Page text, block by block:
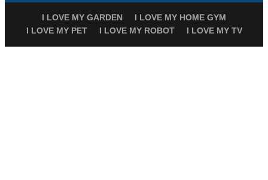
I LOVE MY GARDEN
I LOVE MY HOME GYM
I LOVE MY PET
I LOVE MY ROBOT I LOVE MY TV